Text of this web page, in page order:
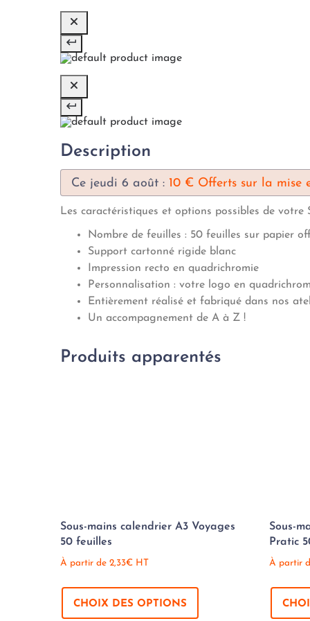
Description
Ce jeudi 6 août : 10 € Offerts sur la mise
Les caractéristiques et options possibles de votre
Nombre de feuilles : 50 feuilles sur papier
Support cartonné rigide blanc
Impression recto en quadrichromie
Personnalisation : votre logo en
Entièrement réalisé et fabriqué dans nos
Un accompagnement de A à Z !
Produits apparentés
Sous-mains calendrier A3 Voyages
50 feuilles
À partir de 2,33€ HT
CHOIX DES OPTIONS
Sous-
Pratic
À partir